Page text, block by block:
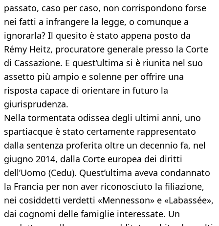
passato, caso per caso, non corrispondono forse
nei fatti a infrangere la legge, o comunque a
ignorarla? Il quesito è stato appena posto da
Rémy Heitz, procuratore generale presso la Corte
di Cassazione. E quest’ultima si è riunita nel suo
assetto più ampio e solenne per offrire una
risposta capace di orientare in futuro la
giurisprudenza.
Nella tormentata odissea degli ultimi anni, uno
spartiacque è stato certamente rappresentato
dalla sentenza proferita oltre un decennio fa, nel
giugno 2014, dalla Corte europea dei diritti
dell’Uomo (Cedu). Quest’ultima aveva condannato
la Francia per non aver riconosciuto la filiazione,
nei cosiddetti verdetti «Mennesson» e «Labassée»,
dai cognomi delle famiglie interessate. Un